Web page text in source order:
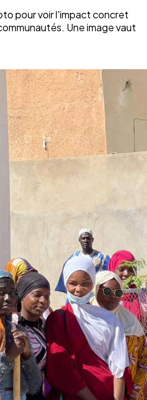
pour voir l'impact concret
Une image vaut